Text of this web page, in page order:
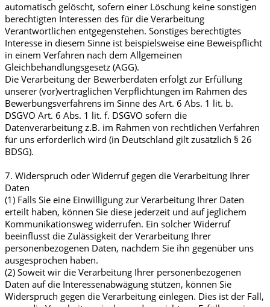
automatisch gelöscht, sofern einer Löschung keine sonstigen
berechtigten Interessen des für die Verarbeitung
Verantwortlichen entgegenstehen. Sonstiges berechtigtes
Interesse in diesem Sinne ist beispielsweise eine Beweispflicht
in einem Verfahren nach dem Allgemeinen
Gleichbehandlungsgesetz (AGG).
Die Verarbeitung der Bewerberdaten erfolgt zur Erfüllung
unserer (vor)vertraglichen Verpflichtungen im Rahmen des
Bewerbungsverfahrens im Sinne des Art. 6 Abs. 1 lit. b.
DSGVO Art. 6 Abs. 1 lit. f. DSGVO sofern die
Datenverarbeitung z.B. im Rahmen von rechtlichen Verfahren
für uns erforderlich wird (in Deutschland gilt zusätzlich § 26
BDSG).
7. Widerspruch oder Widerruf gegen die Verarbeitung Ihrer
Daten
(1) Falls Sie eine Einwilligung zur Verarbeitung Ihrer Daten
erteilt haben, können Sie diese jederzeit und auf jeglichem
Kommunikationsweg widerrufen. Ein solcher Widerruf
beeinflusst die Zulässigkeit der Verarbeitung Ihrer
personenbezogenen Daten, nachdem Sie ihn gegenüber uns
ausgesprochen haben.
(2) Soweit wir die Verarbeitung Ihrer personenbezogenen
Daten auf die Interessenabwägung stützen, können Sie
Widerspruch gegen die Verarbeitung einlegen. Dies ist der Fall,